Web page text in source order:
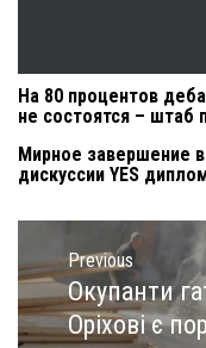
На 80 процентов
не состоятся – штаб
Мирное завершение
дискуссии YES
Навигация
по
записям
Previous
Previous
post:
Окупанти
Оріхові є